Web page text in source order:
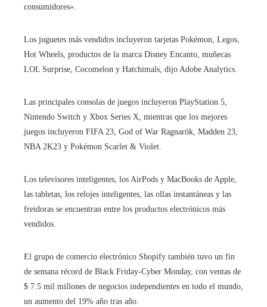
consumidores».
Los juguetes más vendidos incluyeron tarjetas Pokémon, Legos,
Hot Wheels, productos de la marca Disney Encanto, muñecas
LOL Surprise, Cocomelon y Hatchimals, dijo Adobe Analytics.
Las principales consolas de juegos incluyeron PlayStation 5,
Nintendo Switch y Xbox Series X, mientras que los mejores
juegos incluyeron FIFA 23, God of War Ragnarök, Madden 23,
NBA 2K23 y Pokémon Scarlet & Violet.
Los televisores inteligentes, los AirPods y MacBooks de Apple,
las tabletas, los relojes inteligentes, las ollas instantáneas y las
freidoras se encuentran entre los productos electrónicos más
vendidos.
El grupo de comercio electrónico Shopify también tuvo un fin
de semana récord de Black Friday-Cyber ​​Monday, con ventas de
$ 7.5 mil millones de negocios independientes en todo el mundo,
un aumento del 19% año tras año.